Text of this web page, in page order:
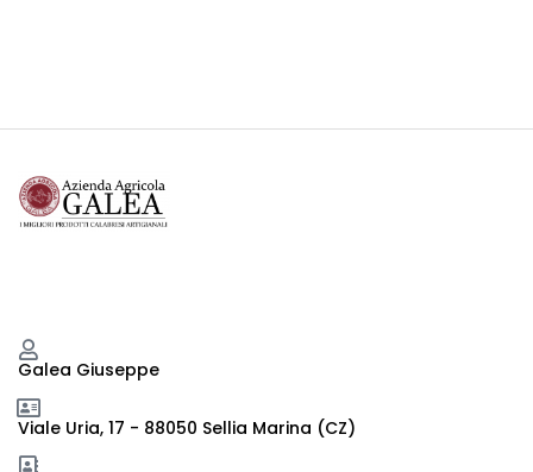
Galea Giuseppe
Viale Uria, 17 - 88050 Sellia Marina (CZ)